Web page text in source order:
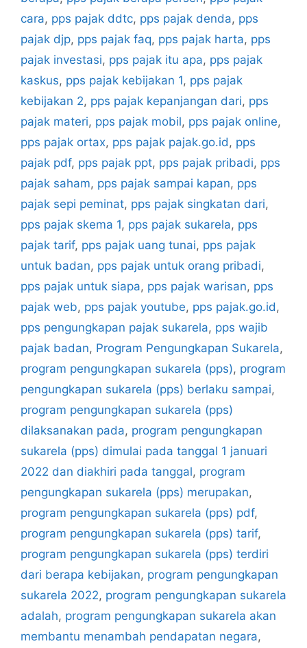
cara, pps pajak ddtc, pps pajak denda, pps
pajak djp, pps pajak faq, pps pajak harta, pps
pajak investasi, pps pajak itu apa, pps pajak
kaskus, pps pajak kebijakan 1, pps pajak
kebijakan 2, pps pajak kepanjangan dari, pps
pajak materi, pps pajak mobil, pps pajak online,
pps pajak ortax, pps pajak pajak.go.id, pps
pajak pdf, pps pajak ppt, pps pajak pribadi, pps
pajak saham, pps pajak sampai kapan, pps
pajak sepi peminat, pps pajak singkatan dari,
pps pajak skema 1, pps pajak sukarela, pps
pajak tarif, pps pajak uang tunai, pps pajak
untuk badan, pps pajak untuk orang pribadi,
pps pajak untuk siapa, pps pajak warisan, pps
pajak web, pps pajak youtube, pps pajak.go.id,
pps pengungkapan pajak sukarela, pps wajib
pajak badan, Program Pengungkapan Sukarela,
program pengungkapan sukarela (pps), program
pengungkapan sukarela (pps) berlaku sampai,
program pengungkapan sukarela (pps)
dilaksanakan pada, program pengungkapan
sukarela (pps) dimulai pada tanggal 1 januari
2022 dan diakhiri pada tanggal, program
pengungkapan sukarela (pps) merupakan,
program pengungkapan sukarela (pps) pdf,
program pengungkapan sukarela (pps) tarif,
program pengungkapan sukarela (pps) terdiri
dari berapa kebijakan, program pengungkapan
sukarela 2022, program pengungkapan sukarela
adalah, program pengungkapan sukarela akan
membantu menambah pendapatan negara,